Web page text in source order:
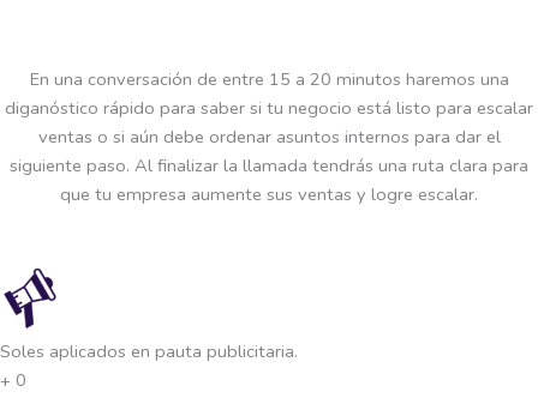
En una conversación de entre 15 a 20 minutos haremos una
diganóstico rápido para saber si tu negocio está listo para escalar
ventas o si aún debe ordenar asuntos internos para dar el
siguiente paso. Al finalizar la llamada tendrás una ruta clara para
que tu empresa aumente sus ventas y logre escalar.
Soles aplicados en pauta publicitaria.
+ 0